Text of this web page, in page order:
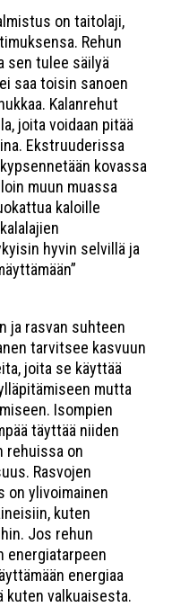
on taitolaji,
Rehun
sen tulee säilyä
saa toisin sanoen
Kalanrehut
joita voidaan pitää
Ekstruuderissa
kovassa
muun muassa
kaloille
hyvin selvillä ja
ja rasvan suhteen
tarvitsee kasvuun
joita se käyttää
mutta
Isompien
täyttää niiden
rehuissa on
Rasvojen
on ylivoimainen
kuten
Jos rehun
energiatarpeen
energiaa
kuten valkuaisesta.